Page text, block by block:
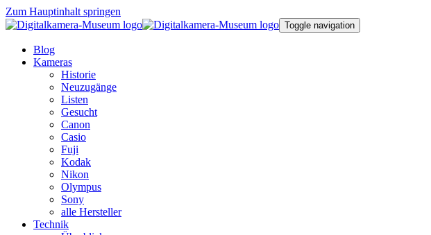
Zum Hauptinhalt springen
Toggle navigation
Blog
Kameras
Historie
Neuzugänge
Listen
Gesucht
Canon
Casio
Fuji
Kodak
Nikon
Olympus
Sony
alle Hersteller
Technik